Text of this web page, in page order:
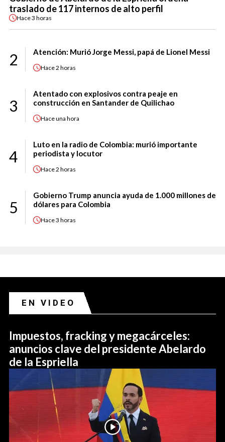
traslado de 117 internos de alto perfil
Hace3 horas
2 Atención: Murió Jorge Messi, papá de Lionel Messi
Hace2 horas
3
Atentado con explosivos contra peaje en
construcción en Santander de Quilichao
Haceuna hora
4
Luto en la radio de Colombia: murió importante
periodista y locutor
Hace2 horas
5
Gobierno Trump anuncia ayuda de 1.000 millones de
dólares para Colombia
Hace3 horas
EN VIDEO
Impuestos, fracking y megacárceles:
anuncios clave del presidente Abelardo
de la Espriella